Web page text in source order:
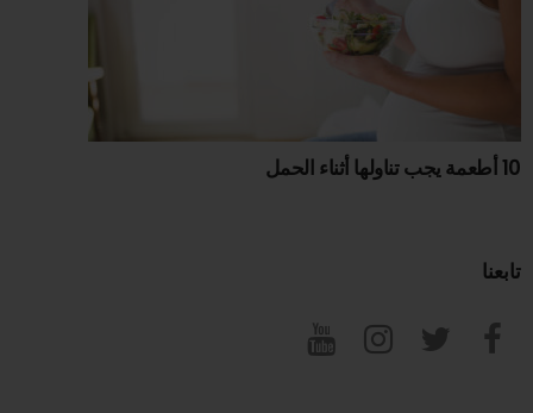
10 أطعمة يجب تناولها أثناء الحمل
تابعنا